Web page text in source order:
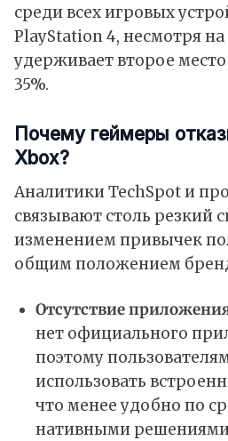
среди всех игровых
PlayStation 4, несмотря на
удерживает второе
35%.
Почему геймеры
Xbox?
Аналитики TechSpot и
связывают столь резкий
изменением привычек
общим положением
Отсутствие
нет официального
поэтому
использовать
что менее удобно по
нативными